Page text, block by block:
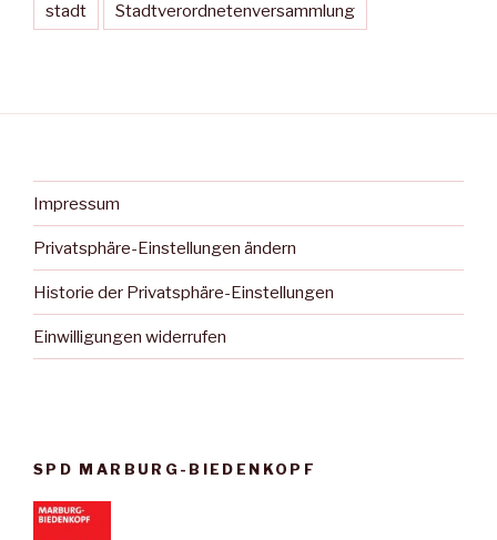
stadt Stadtverordnetenversammlung
Impressum
Privatsphäre-Einstellungen ändern
Historie der Privatsphäre-Einstellungen
Einwilligungen widerrufen
SPD MARBURG-BIEDENKOPF